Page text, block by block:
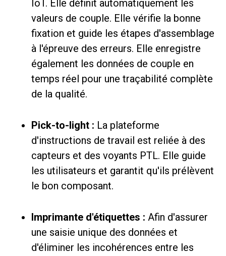
IoT. Elle définit automatiquement les
valeurs de couple. Elle vérifie la bonne
fixation et guide les étapes d'assemblage
à l'épreuve des erreurs. Elle enregistre
également les données de couple en
temps réel pour une traçabilité complète
de la qualité.
Pick-to-light : La plateforme
d'instructions de travail est reliée à des
capteurs et des voyants PTL. Elle guide
les utilisateurs et garantit qu'ils prélèvent
le bon composant.
Imprimante d'étiquettes : Afin d'assurer
une saisie unique des données et
d'éliminer les incohérences entre les